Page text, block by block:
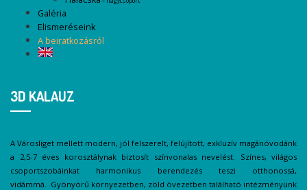
Galéria
Elismeréseink
A beiratkozásról
3D KALAUZ
A Városliget mellett modern, jól felszerelt, felújított, exkluzív magánóvodánk
a 2,5-7 éves korosztálynak biztosít színvonalas nevelést. Színes, világos
csoportszobáinkat harmonikus berendezés teszi otthonossá,
vidámmá. Gyönyörű környezetben, zöld övezetben található intézményünk